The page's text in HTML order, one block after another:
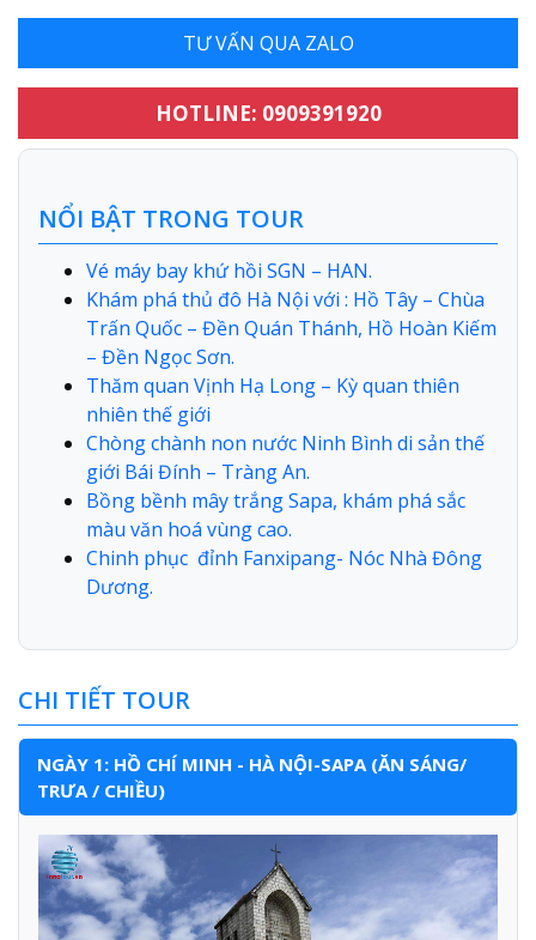
TƯ VẤN QUA ZALO
HOTLINE: 0909391920
NỔI BẬT TRONG TOUR
Vé máy bay khứ hồi SGN – HAN.
Khám phá thủ đô Hà Nội với : Hồ Tây – Chùa
Trấn Quốc – Đền Quán Thánh, Hồ Hoàn Kiếm
– Đền Ngọc Sơn.
Thăm quan Vịnh Hạ Long – Kỳ quan thiên
nhiên thế giới
Chòng chành non nước Ninh Bình di sản thế
giới Bái Đính – Tràng An.
Bồng bềnh mây trắng Sapa, khám phá sắc
màu văn hoá vùng cao.
Chinh phục đỉnh Fanxipang- Nóc Nhà Đông
Dương.
CHI TIẾT TOUR
NGÀY 1: HỒ CHÍ MINH - HÀ NỘI-SAPA (ĂN SÁNG/
TRƯA / CHIỀU)